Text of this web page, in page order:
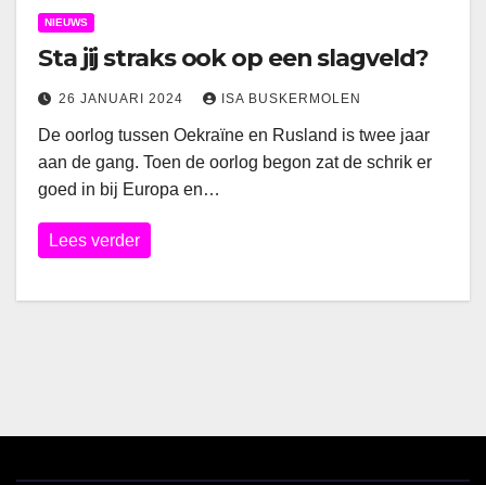
NIEUWS
Sta jij straks ook op een slagveld?
26 JANUARI 2024 ISA BUSKERMOLEN
De oorlog tussen Oekraïne en Rusland is twee jaar
aan de gang. Toen de oorlog begon zat de schrik er
goed in bij Europa en…
Lees verder